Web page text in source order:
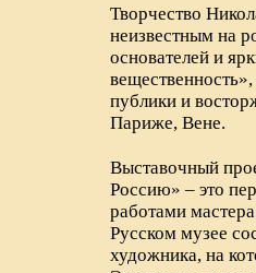
Творчество
неизвестным на
основателей и
публики и
Париже, Вене.
Выставочный
Россию» – это
работами
Русском музее
художника, на